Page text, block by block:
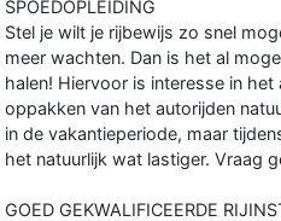
SPOEDOPLEIDING
Stel je wilt je rijbewijs zo snel
meer wachten. Dan is het al
halen! Hiervoor is interesse in
oppakken van het autorijden
in de vakantieperiode, maar
het natuurlijk wat lastiger. Vraag
GOED GEKWALIFICEERDE